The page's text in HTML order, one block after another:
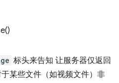
标头来告知 让服务器仅返回
某些文件（如视频文件）非